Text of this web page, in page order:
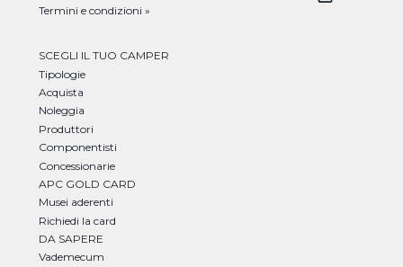
Termini e condizioni »
SCEGLI IL TUO CAMPER
Tipologie
Acquista
Noleggia
Produttori
Componentisti
Concessionarie
APC GOLD CARD
Musei aderenti
Richiedi la card
DA SAPERE
Vademecum